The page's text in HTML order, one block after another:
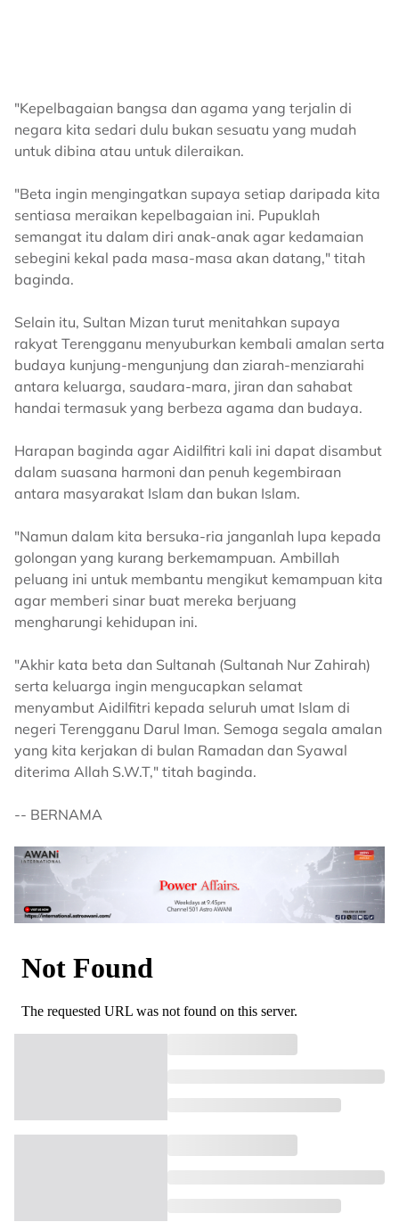
"Kepelbagaian bangsa dan agama yang terjalin di
negara kita sedari dulu bukan sesuatu yang mudah
untuk dibina atau untuk dileraikan.
"Beta ingin mengingatkan supaya setiap daripada kita
sentiasa meraikan kepelbagaian ini. Pupuklah
semangat itu dalam diri anak-anak agar kedamaian
sebegini kekal pada masa-masa akan datang," titah
baginda.
Selain itu, Sultan Mizan turut menitahkan supaya
rakyat Terengganu menyuburkan kembali amalan serta
budaya kunjung-mengunjung dan ziarah-menziarahi
antara keluarga, saudara-mara, jiran dan sahabat
handai termasuk yang berbeza agama dan budaya.
Harapan baginda agar Aidilfitri kali ini dapat disambut
dalam suasana harmoni dan penuh kegembiraan
antara masyarakat Islam dan bukan Islam.
"Namun dalam kita bersuka-ria janganlah lupa kepada
golongan yang kurang berkemampuan. Ambillah
peluang ini untuk membantu mengikut kemampuan kita
agar memberi sinar buat mereka berjuang
mengharungi kehidupan ini.
"Akhir kata beta dan Sultanah (Sultanah Nur Zahirah)
serta keluarga ingin mengucapkan selamat
menyambut Aidilfitri kepada seluruh umat Islam di
negeri Terengganu Darul Iman. Semoga segala amalan
yang kita kerjakan di bulan Ramadan dan Syawal
diterima Allah S.W.T," titah baginda.
-- BERNAMA